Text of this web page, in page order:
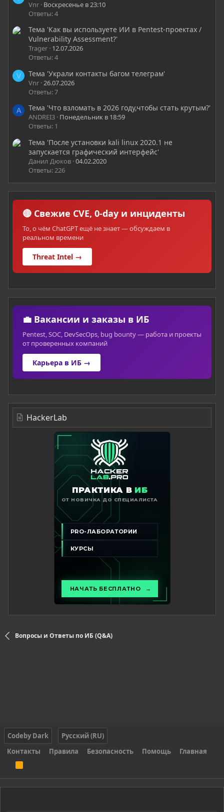
Vnr Воскресенье в 23:10
Ответы: 4
Тема 'Как вы используете ИИ в Pentest-проектах /
Vulnerability Assessment?'
Trager 12.07.2026
Ответы: 4
V Тема 'Украли контакты багом телеграм'
Vnr 26.07.2026
Ответы: 7
A Тема 'Что взломать в 2026 году,чтобы стать крутым?'
ANDREI3 Понедельник в 18:59
Ответы: 1
Тема 'После установки kali linux 2020.1 не
запускается графический интерфейс'
Данил Дюков 04.02.2020
Ответы: 226
🔴 Свежие CVE, 0-day и инциденты
То, о чём ChatGPT ещё не знает — обсуждаем в
реальном времени
Threat Intel →
💼 Вакансии и заказы в ИБ
Pentest, SOC, DevSecOps, bug bounty — работа и проекты
от проверенных компаний
Карьера в ИБ →
HackerLab
Вопросы и Ответы по ИБ (Q&A)
Codeby Dark
Русский (RU)
Контакты
Правила Безопасность Помощь Главная
S